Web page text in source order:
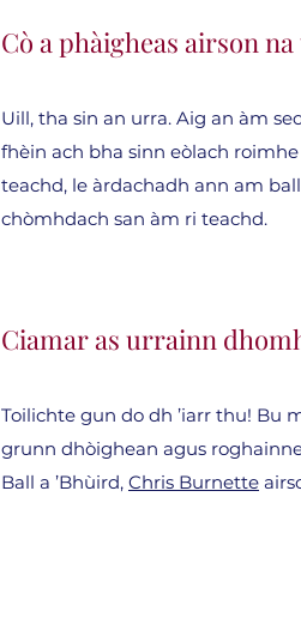
Cò a phàigheas airson
Uill, tha sin an urra. Aig an àm
fhèin ach bha sinn eòlach
teachd, le àrdachadh ann am
chòmhdach san àm ri teachd.
Ciamar as urrainn
Toilichte gun do dh ’iarr thu! Bu
grunn dhòighean agus
Ball a ’Bhùird, Chris Burnette